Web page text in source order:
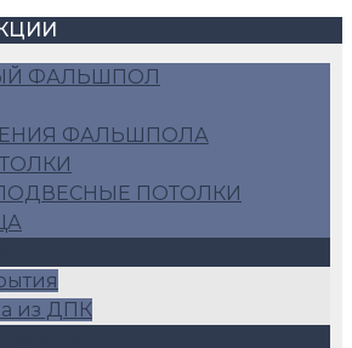
ФАЛЬШПОЛ
ФАЛЬШПОЛА
ПОТОЛКИ
из ДПК